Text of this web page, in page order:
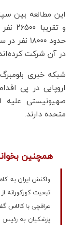
در آن شرکت
شبکه خبری
اروپایی در پی
صهیونیستی علیه
متحده دارند.
همچنین
واکنش ایران به
تبعیت کورکورانه از
عراقچی با کالاس
پزشکیان به رئیس